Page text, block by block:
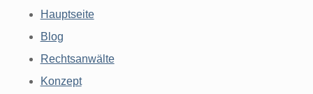
Hauptseite
Blog
Rechtsanwälte
Konzept